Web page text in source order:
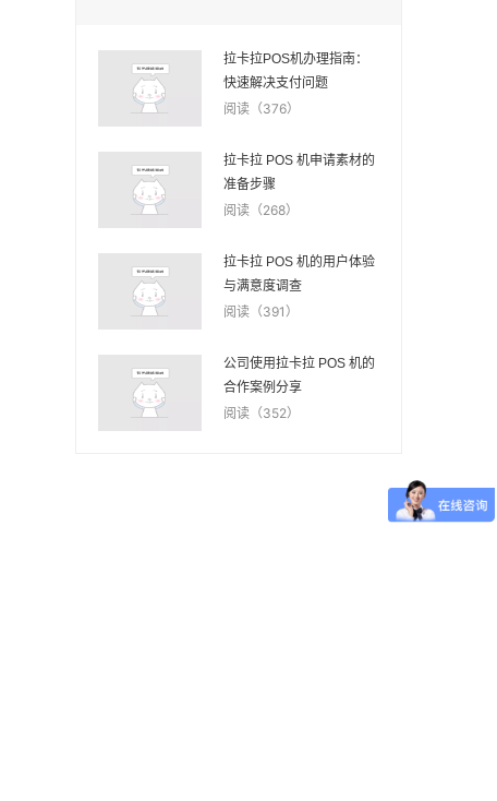
拉卡拉POS机办理指南：
快速解决支付问题
阅读（376）
拉卡拉 POS 机申请素材的
准备步骤
阅读（268）
拉卡拉 POS 机的用户体验
与满意度调查
阅读（391）
公司使用拉卡拉 POS 机的
合作案例分享
阅读（352）